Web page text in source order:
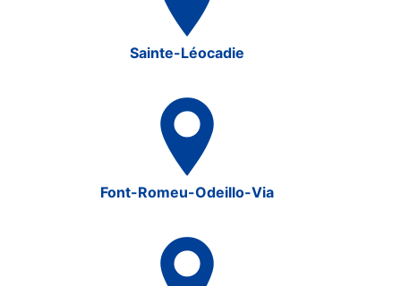
Sainte-Léocadie
Font-Romeu-Odeillo-Via